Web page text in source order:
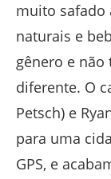
muito safado
naturais e
gênero e
diferente. O
Petsch) e
para uma
GPS, e